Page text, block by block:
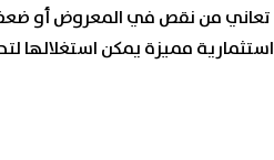
تعاني من نقص في المعروض
مميزة يمكن استغلالها